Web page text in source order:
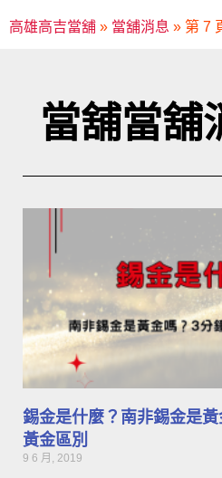
高雄高吉當舖 » 當舖消息 » 第 7
當舖當舖
錫金是什麼？南非錫金是
黃金區別
9 6 月, 2019